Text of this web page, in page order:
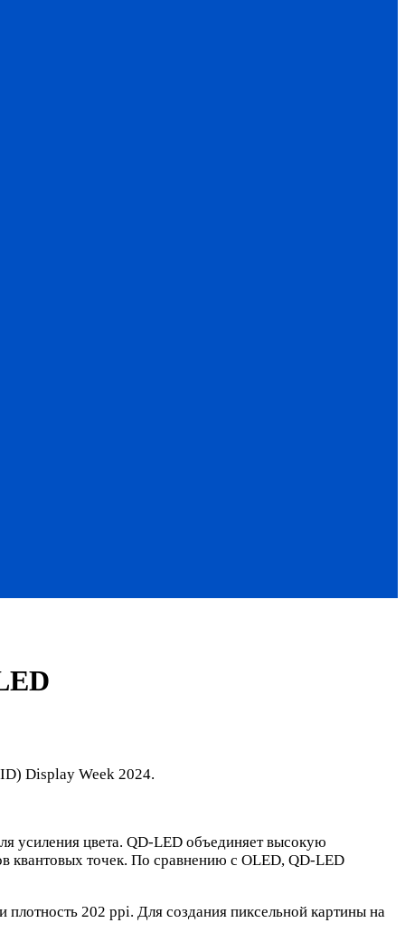
Display Week 2024.
усиления цвета. QD-LED объединяет высокую
квантовых точек. По сравнению с OLED, QD-LED
202 ppi. Для создания пиксельной картины на